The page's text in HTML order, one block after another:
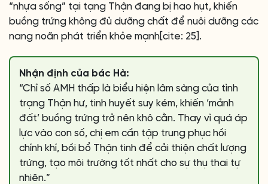
“nhựa sống” tại tạng Thận đang bị hao hụt, khiến
buồng trứng không đủ dưỡng chất để nuôi dưỡng các
nang noãn phát triển khỏe mạnh[cite: 25].
Nhận định của bác Hà:
“Chỉ số AMH thấp là biểu hiện lâm sàng của tình
trạng Thận hư, tinh huyết suy kém, khiến ‘mảnh
đất’ buồng trứng trở nên khô cằn. Thay vì quá áp
lực vào con số, chị em cần tập trung phục hồi
chính khí, bồi bổ Thận tinh để cải thiện chất lượng
trứng, tạo môi trường tốt nhất cho sự thụ thai tự
nhiên.”